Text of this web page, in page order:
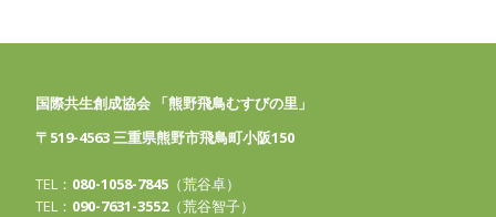
国際共生創成協会 「熊野飛鳥むすびの里」
〒519-4563 三重県熊野市飛鳥町小阪150
TEL： 080-1058-7845 （荒谷卓）
TEL： 090-7631-3552（荒谷智子）